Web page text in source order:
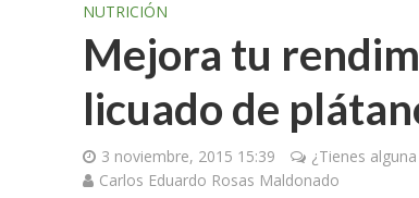
NUTRICIÓN
Mejora tu
licuado de
3 noviembre, 2015 15:39
¿Tienes
Carlos Eduardo Rosas Maldonado